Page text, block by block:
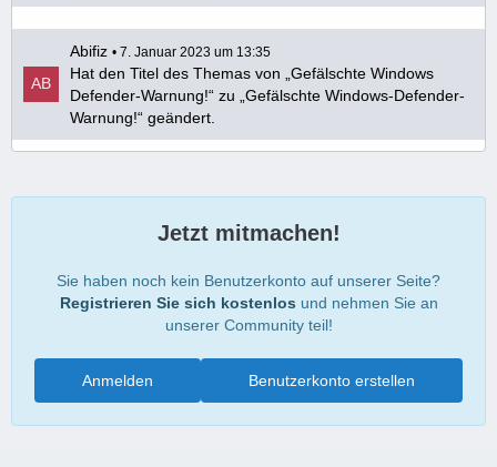
Abifiz 7. Januar 2023 um 13:35
Hat den Titel des Themas von „Gefälschte Windows
Defender-Warnung!“ zu „Gefälschte Windows-Defender-
Warnung!“ geändert.
Jetzt mitmachen!
Sie haben noch kein Benutzerkonto auf unserer Seite?
Registrieren Sie sich kostenlos und nehmen Sie an
unserer Community teil!
Benutzerkonto erstellen
Anmelden